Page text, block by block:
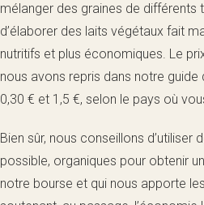
mélanger des graines de différents
d’élaborer des laits végétaux fait
nutritifs et plus économiques. Le
nous avons repris dans notre guide
0,30 € et 1,5 €, selon le pays où
Bien sûr, nous conseillons d’utiliser
possible, organiques pour obtenir
notre bourse et qui nous apporte